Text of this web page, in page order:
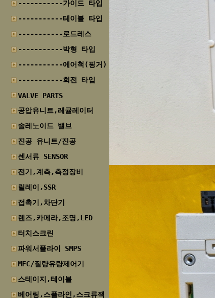
-----------가이드 타입
-----------테이블 타입
-----------로드레스
-----------박형 타입
-----------에어척(핑거)
-----------회전 타입
VALVE PARTS
공압유니트,레귤레이터
솔레노이드 밸브
진공 유니트/진공
센서류 SENSOR
전기,계측,측정장비
릴레이,SSR
접촉기,차단기
렌즈,카메라,조명,LED
터치스크린
파워서플라이 SMPS
MFC/질량유량제어기
스테이지,테이블
베어링,스플라인,스크류잭